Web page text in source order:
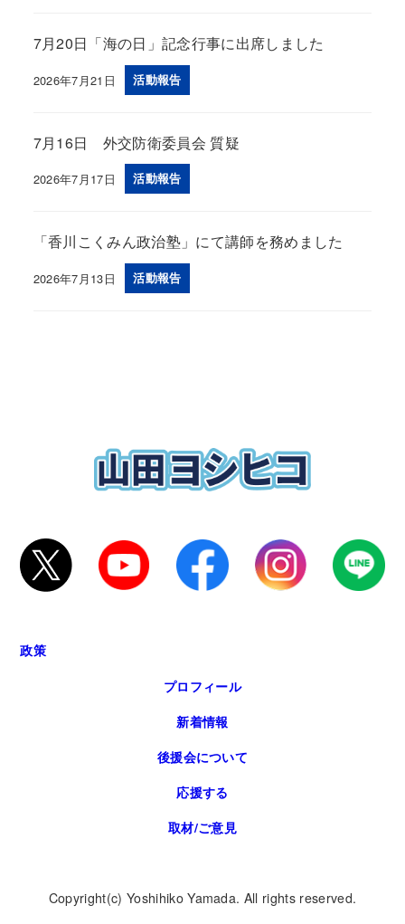
7月20日「海の日」記念行事に出席しました
投稿日
2026年7月21日 活動報告
7月16日 外交防衛委員会 質疑
投稿日
2026年7月17日 活動報告
「香川こくみん政治塾」にて講師を務めました
投稿日
2026年7月13日 活動報告
政策
プロフィール
新着情報
後援会について
応援する
取材/ご意見
Copyright(c) Yoshihiko Yamada. All rights reserved.